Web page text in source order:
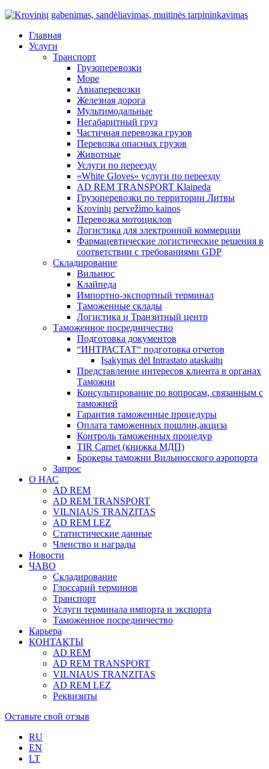
Главная
Услуги
Транспорт
Грузоперевозки
Море
Авиаперевозки
Железная дорога
Мультимодальные
Негабаритный груз
Частичная перевозка грузов
Перевозка опасных грузов
Животные
Услуги по переезду
«White Gloves» услуги по переезду
AD REM TRANSPORT Klaipeda
Грузоперевозки по территории Литвы
Krovinių pervežimo kainos
Перевозка мотоциклов
Логистика для электронной коммерции
Фармацевтические логистические решения в
соответствии с требованиями GDP
Складирование
Вильнюс
Клайпеда
Импортно-экспортный терминал
Таможенные склады
Логистика и Транзитный центр
Таможенное посредничество
Подготовка документов
“ИНТРАСТАТ“ подготовка отчетов
Įsakymas dėl Intrastato ataskaitų
Представление интересов клиента в органах
Таможни
Консультирование по вопросам, связанным с
таможней
Гарантия таможенные процедуры
Оплата таможенных пошлин,акциза
Контроль таможенных процедур
TIR Carnet (книжка МДП)
Брокеры таможни Вильнюсского аэропорта
Запрос
О НАС
AD REM
AD REM TRANSPORT
VILNIAUS TRANZITAS
AD REM LEZ
Статистические данные
Членство и награды
Новости
ЧАВО
Складирование
Глоссарий терминов
Транспорт
Услуги терминала импорта и экспорта
Таможенное посредничество
Карьера
КОНТАКТЫ
AD REM
AD REM TRANSPORT
VILNIAUS TRANZITAS
AD REM LEZ
Реквизиты
Оставьте свой отзыв
RU
EN
LT